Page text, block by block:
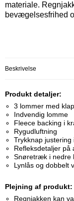
materiale.
bevægelsesfrihed
Beskrivelse
Produkt detaljer:
3 lommer med
Indvendig lomme
Fleece backing i
Rygudluftning
Trykknap
Refleksdetaljer
Snøretræk i nedre
Lynlås og dobbelt
Plejning af produkt:
Regnjakken kan